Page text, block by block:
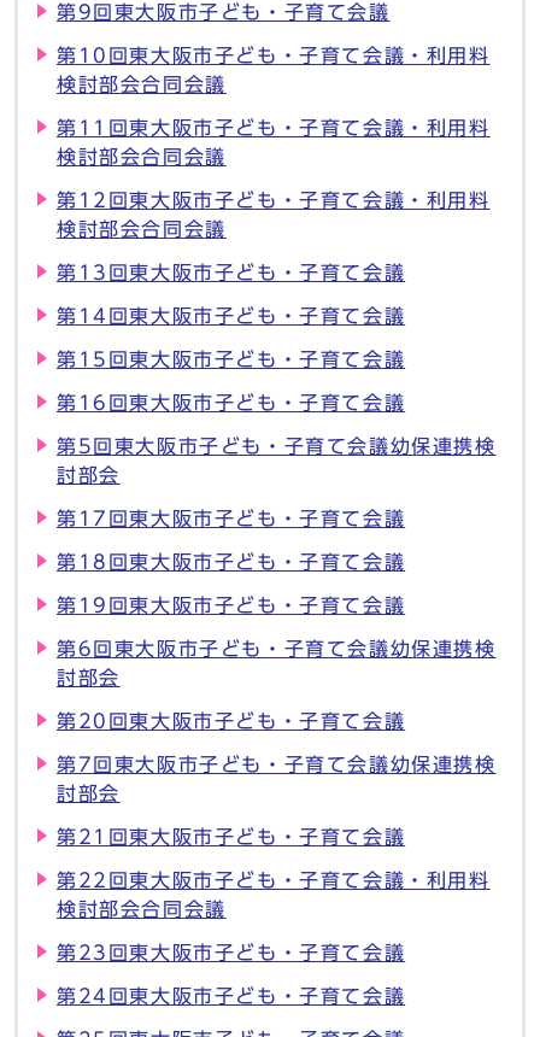
第9回東大阪市子ども・子育て会議
第10回東大阪市子ども・子育て会議・利用料
検討部会合同会議
第11回東大阪市子ども・子育て会議・利用料
検討部会合同会議
第12回東大阪市子ども・子育て会議・利用料
検討部会合同会議
第13回東大阪市子ども・子育て会議
第14回東大阪市子ども・子育て会議
第15回東大阪市子ども・子育て会議
第16回東大阪市子ども・子育て会議
第5回東大阪市子ども・子育て会議幼保連携検
討部会
第17回東大阪市子ども・子育て会議
第18回東大阪市子ども・子育て会議
第19回東大阪市子ども・子育て会議
第6回東大阪市子ども・子育て会議幼保連携検
討部会
第20回東大阪市子ども・子育て会議
第7回東大阪市子ども・子育て会議幼保連携検
討部会
第21回東大阪市子ども・子育て会議
第22回東大阪市子ども・子育て会議・利用料
検討部会合同会議
第23回東大阪市子ども・子育て会議
第24回東大阪市子ども・子育て会議